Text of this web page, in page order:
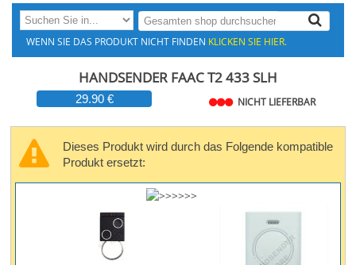
WENN SIE DAS PRODUKT NICHT FINDEN KLICKEN SIE HIER.
HANDSENDER FAAC T2 433 SLH
29.90 € NICHT LIEFERBAR
Dieses Produkt wird durch das Folgende kompatible
Produkt ersetzt: